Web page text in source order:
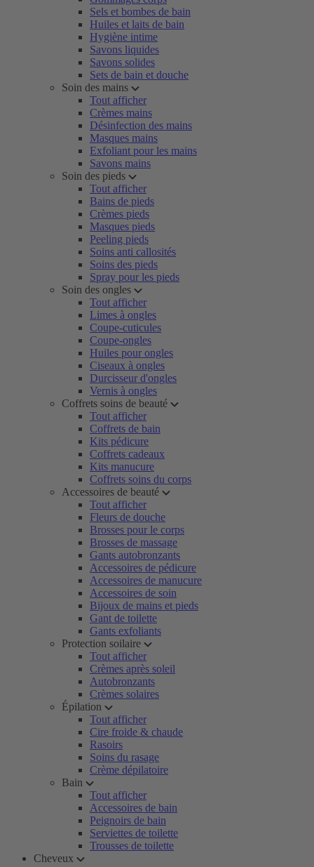
Sels et bombes de bain
Huiles et laits de bain
Hygiène intime
Savons liquides
Savons solides
Sets de bain et douche
Soin des mains
Tout afficher
Crèmes mains
Désinfection des mains
Masques mains
Exfoliant pour les mains
Savons mains
Soin des pieds
Tout afficher
Bains de pieds
Crèmes pieds
Masques pieds
Peeling pieds
Soins anti callosités
Soins des pieds
Spray pour les pieds
Soin des ongles
Tout afficher
Limes à ongles
Coupe-cuticules
Coupe-ongles
Huiles pour ongles
Ciseaux à ongles
Durcisseur d'ongles
Vernis à ongles
Coffrets soins de beauté
Tout afficher
Coffrets de bain
Kits pédicure
Coffrets cadeaux
Kits manucure
Coffrets soins du corps
Accessoires de beauté
Tout afficher
Fleurs de douche
Brosses pour le corps
Brosses de massage
Gants autobronzants
Accessoires de pédicure
Accessoires de manucure
Accessoires de soin
Bijoux de mains et pieds
Gant de toilette
Gants exfoliants
Protection soilaire
Tout afficher
Crèmes après soleil
Autobronzants
Crèmes solaires
Épilation
Tout afficher
Cire froide & chaude
Rasoirs
Soins du rasage
Crème dépilatoire
Bain
Tout afficher
Accessoires de bain
Peignoirs de bain
Serviettes de toilette
Trousses de toilette
Cheveux